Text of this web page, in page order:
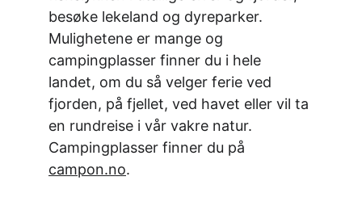
besøke lekeland og dyreparker.
Mulighetene er mange og
campingplasser finner du i hele
landet, om du så velger ferie ved
fjorden, på fjellet, ved havet eller vil ta
en rundreise i vår vakre natur.
Campingplasser finner du på
campon.no.